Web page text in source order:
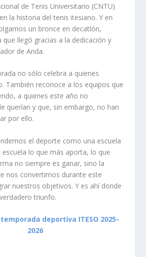
de Tenis Universitario (CNTU)
la historia del tenis itesiano. Y en
un bronce en decatlón,
que llegó gracias a la dedicación y
de Anda.
no sólo celebra a quienes
También reconoce a los equipos que
a quienes este año no
querían y que, sin embargo, no han
por ello.
el deporte como una escuela
escuela lo que más aporta, lo que
no siempre es ganar, sino la
nos convertimos durante este
nuestros objetivos. Y es ahí donde
triunfo.
deportiva ITESO 2025-
2026